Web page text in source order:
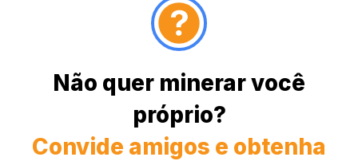
Não quer minerar você
próprio?
Convide amigos e obtenha